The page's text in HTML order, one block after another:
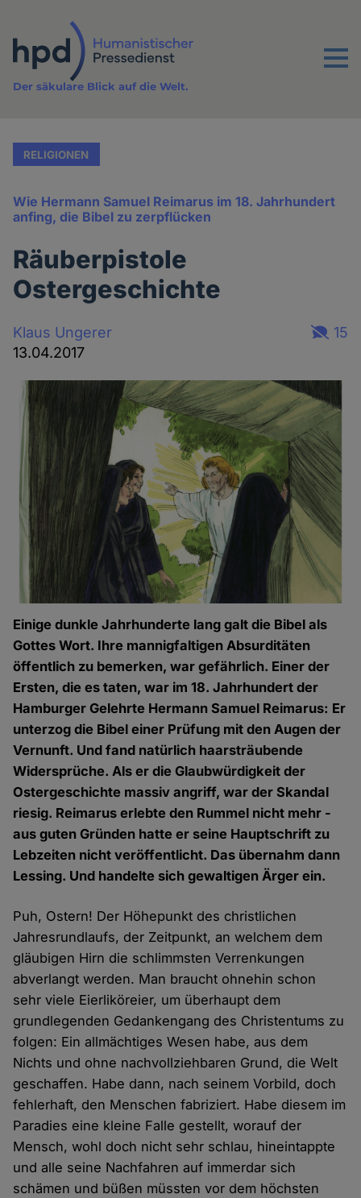
Inhalt
Menu
Der säkulare Blick auf die Welt.
RELIGIONEN
Wie Hermann Samuel Reimarus im 18. Jahrhundert
anfing, die Bibel zu zerpflücken
Räuberpistole
Ostergeschichte
Klaus Ungerer
13.04.2017
15
Einige dunkle Jahrhunderte lang galt die Bibel als
Gottes Wort. Ihre mannigfaltigen Absurditäten
öffentlich zu bemerken, war gefährlich. Einer der
Ersten, die es taten, war im 18. Jahrhundert der
Hamburger Gelehrte Hermann Samuel Reimarus: Er
unterzog die Bibel einer Prüfung mit den Augen der
Vernunft. Und fand natürlich haarsträubende
Widersprüche. Als er die Glaubwürdigkeit der
Ostergeschichte massiv angriff, war der Skandal
riesig. Reimarus erlebte den Rummel nicht mehr -
aus guten Gründen hatte er seine Hauptschrift zu
Lebzeiten nicht veröffentlicht. Das übernahm dann
Lessing. Und handelte sich gewaltigen Ärger ein.
Puh, Ostern! Der Höhepunkt des christlichen
Jahresrundlaufs, der Zeitpunkt, an welchem dem
gläubigen Hirn die schlimmsten Verrenkungen
abverlangt werden. Man braucht ohnehin schon
sehr viele Eierliköreier, um überhaupt dem
grundlegenden Gedankengang des Christentums zu
folgen: Ein allmächtiges Wesen habe, aus dem
Nichts und ohne nachvollziehbaren Grund, die Welt
geschaffen. Habe dann, nach seinem Vorbild, doch
fehlerhaft, den Menschen fabriziert. Habe diesem im
Paradies eine kleine Falle gestellt, worauf der
Mensch, wohl doch nicht sehr schlau, hineintappte
und alle seine Nachfahren auf immerdar sich
schämen und büßen müssten vor dem höchsten